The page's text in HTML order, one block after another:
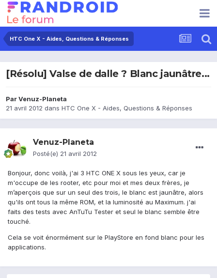
HTC One X - Aides, Questions & Réponses
[Résolu] Valse de dalle ? Blanc jaunâtre...
ParVenuz-Planeta
21 avril 2012 dans HTC One X - Aides, Questions & Réponses
Venuz-Planeta
Posté(e) 21 avril 2012
Bonjour, donc voilà, j'ai 3 HTC ONE X sous les yeux, car je
m'occupe de les rooter, etc pour moi et mes deux frères, je
m’aperçois que sur un seul des trois, le blanc est jaunâtre, alors
qu'ils ont tous la même ROM, et la luminosité au Maximum. j'ai
faits des tests avec AnTuTu Tester et seul le blanc semble être
touché.
Cela se voit énormément sur le PlayStore en fond blanc pour les
applications.